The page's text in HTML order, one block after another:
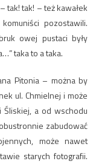
tak! tak! – też kawałek
pozostawili.
owej pustaci były
taka to a taka.
Pitonia – można by
ul. Chmielnej i może
Śliskiej, a od wschodu
zabudować
może nawet
starych fotografii.